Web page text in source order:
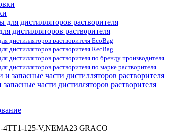
дистилляторов растворителя
дистилляторов растворителя EcoBag
дистилляторов растворителя RecBag
дистилляторов растворителя по бренду производителя
дистилляторов растворителя по марке растворителя
запасные части дистилляторов растворителя
4TT1-125-V,NEMA23 GRACO